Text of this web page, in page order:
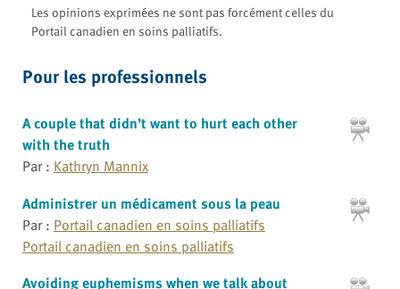
Les opinions exprimées ne sont pas forcément celles du
Portail canadien en soins palliatifs.
Pour les professionnels
A couple that didn’t want to hurt each other
with the truth
Par : Kathryn Mannix
Administrer un médicament sous la peau
Par : Portail canadien en soins palliatifs
Portail canadien en soins palliatifs
Avoiding euphemisms when we talk about